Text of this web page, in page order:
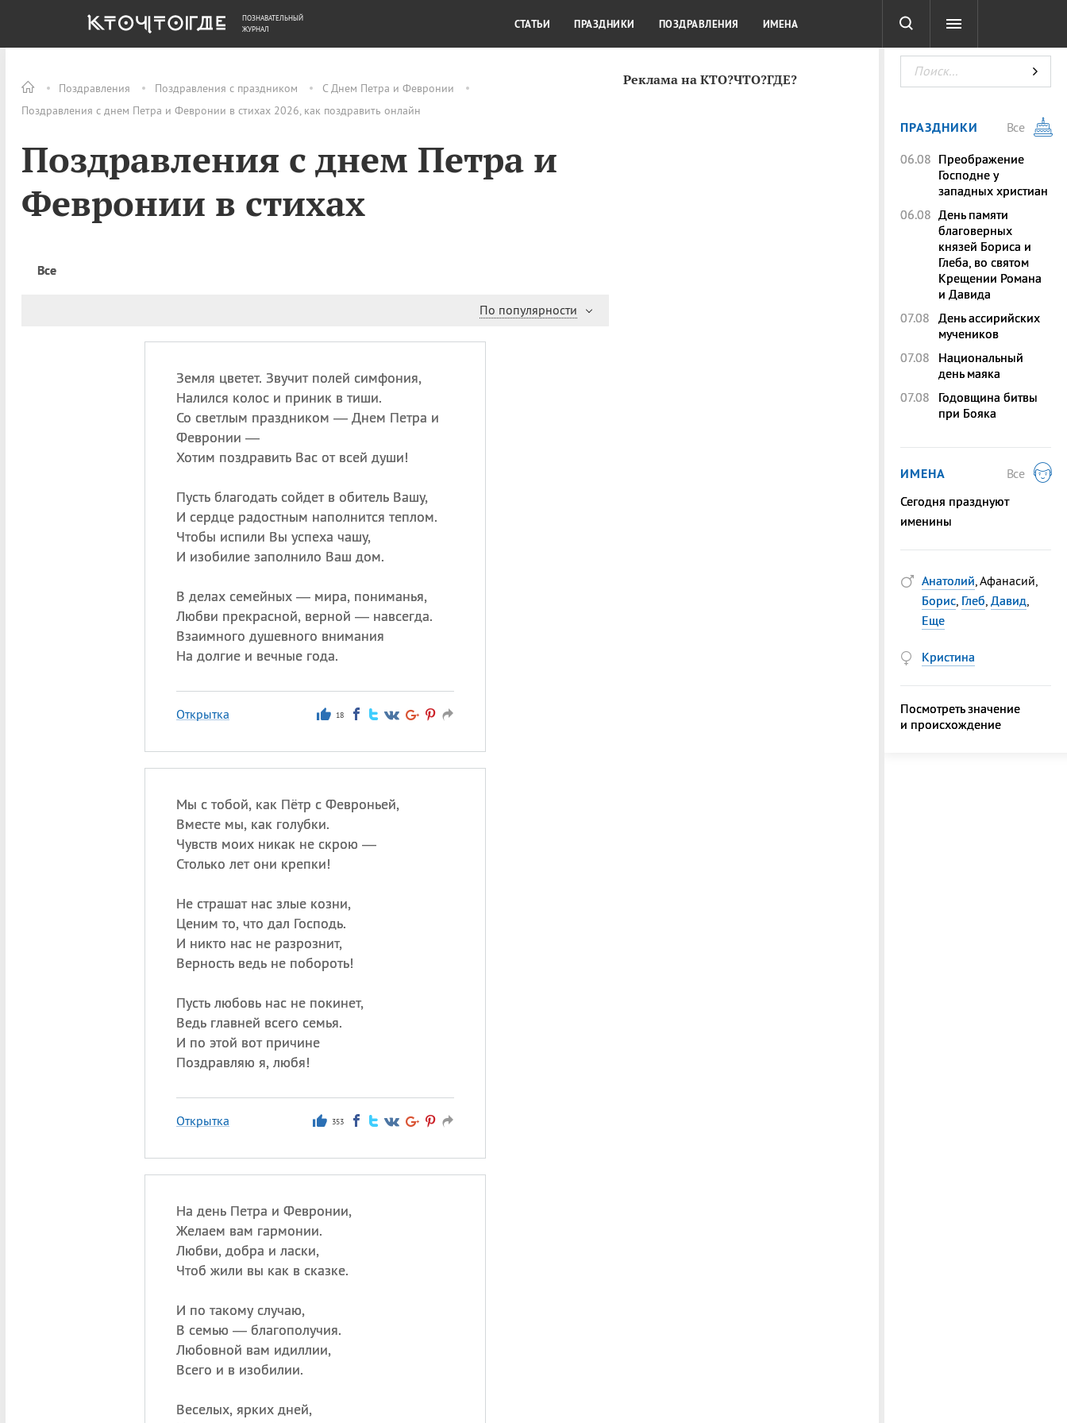
Поздравления Поздравления с праздником
С Днем Петра и Февронии
Поздравления с днем Петра и Февронии в стихах 2026, как поздравить онлайн
Поздравления с днем Петра и
Февронии в стихах
Все
По популярности
Земля цветет. Звучит полей симфония,
Налился колос и приник в тиши.
Со светлым праздником — Днем Петра и
Февронии —
Хотим поздравить Вас от всей души!
Пусть благодать сойдет в обитель Вашу,
И сердце радостным наполнится теплом.
Чтобы испили Вы успеха чашу,
И изобилие заполнило Ваш дом.
В делах семейных — мира, пониманья,
Любви прекрасной, верной — навсегда.
Взаимного душевного внимания
На долгие и вечные года.
Открытка 18
Мы с тобой, как Пётр с Февроньей,
Вместе мы, как голубки.
Чувств моих никак не скрою —
Столько лет они крепки!
Не страшат нас злые козни,
Ценим то, что дал Господь.
И никто нас не разрознит,
Верность ведь не побороть!
Пусть любовь нас не покинет,
Ведь главней всего семья.
И по этой вот причине
Поздравляю я, любя!
Открытка 353
На день Петра и Февронии,
Желаем вам гармонии.
Любви, добра и ласки,
Чтоб жили вы как в сказке.
И по такому случаю,
В семью — благополучия.
Любовной вам идиллии,
Всего и в изобилии.
Веселых, ярких дней,
Реклама на КТО?ЧТО?ГДЕ?
ОБЩЕСТВО ДЕНЬГИ КУЛЬТУРА КРАСОТА ТЕСТЫ
ПОЗНАВАТЕЛЬНЫЙ
ЖУРНАЛ
СТАТЬИ ПРАЗДНИКИ ПОЗДРАВЛЕНИЯ ИМЕНА
ПРАЗДНИКИ
Все
06.08 Преображение
Господне у
западных христиан
06.08 День памяти
благоверных
князей Бориса и
Глеба, во святом
Крещении Романа
и Давида
07.08 День ассирийских
мучеников
07.08
Национальный
день маяка
07.08
Годовщина битвы
при Бояка
ИМЕНА
Все
Сегодня празднуют
именины
Анатолий, Афанасий,
Борис, Глеб, Давид,
Еще
Кристина
Посмотреть значение
и происхождение